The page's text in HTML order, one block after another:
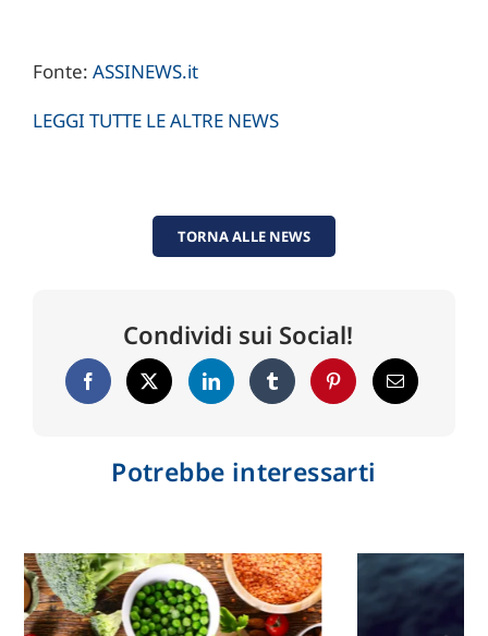
Fonte: ASSINEWS.it
LEGGI TUTTE LE ALTRE NEWS
TORNA ALLE NEWS
Condividi sui Social!
Potrebbe interessarti